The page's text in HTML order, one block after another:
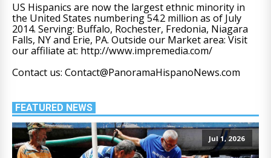
US Hispanics are now the largest ethnic minority in
the United States numbering 54.2 million as of July
2014. Serving: Buffalo, Rochester, Fredonia, Niagara
Falls, NY and Erie, PA. Outside our Market area: Visit
our affiliate at: http://www.impremedia.com/
Contact us: Contact@PanoramaHispanoNews.com
FEATURED NEWS
Jul 1, 2026